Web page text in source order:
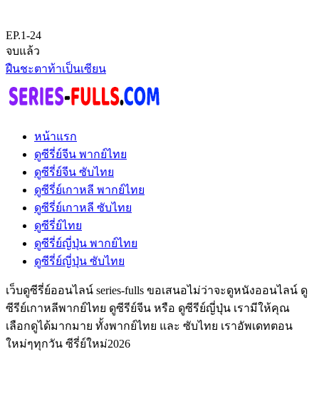
EP.1-24
จบแล้ว
ฝืนชะตาท้าเป็นเซียน
หน้าแรก
ดูซีรี่ย์จีน พากย์ไทย
ดูซีรี่ย์จีน ซับไทย
ดูซีรี่ย์เกาหลี พากย์ไทย
ดูซีรี่ย์เกาหลี ซับไทย
ดูซีรี่ย์ไทย
ดูซีรี่ย์ญี่ปุ่น พากย์ไทย
ดูซีรี่ย์ญี่ปุ่น ซับไทย
เว็บดูซีรี่ย์ออนไลน์ series-fulls ขอเสนอไม่ว่าจะดูหนังออนไลน์ ดู
ซีรีย์เกาหลีพากย์ไทย ดูซีรีย์จีน หรือ ดูซีรีย์ญี่ปุ่น เรามีให้คุณ
เลือกดูได้มากมาย ทั้งพากย์ไทย และ ซับไทย เราอัพเดทตอน
ใหม่ๆทุกวัน ซีรี่ย์ใหม่2026